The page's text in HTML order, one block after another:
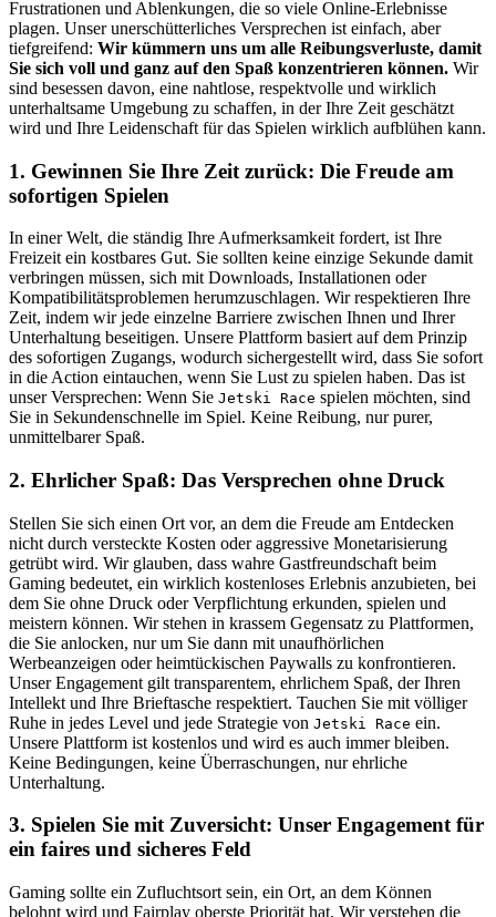
Frustrationen und Ablenkungen, die so viele Online-Erlebnisse
plagen. Unser unerschütterliches Versprechen ist einfach, aber
tiefgreifend: Wir kümmern uns um alle Reibungsverluste, damit
Sie sich voll und ganz auf den Spaß konzentrieren können. Wir
sind besessen davon, eine nahtlose, respektvolle und wirklich
unterhaltsame Umgebung zu schaffen, in der Ihre Zeit geschätzt
wird und Ihre Leidenschaft für das Spielen wirklich aufblühen kann.
1. Gewinnen Sie Ihre Zeit zurück: Die Freude am
sofortigen Spielen
In einer Welt, die ständig Ihre Aufmerksamkeit fordert, ist Ihre
Freizeit ein kostbares Gut. Sie sollten keine einzige Sekunde damit
verbringen müssen, sich mit Downloads, Installationen oder
Kompatibilitätsproblemen herumzuschlagen. Wir respektieren Ihre
Zeit, indem wir jede einzelne Barriere zwischen Ihnen und Ihrer
Unterhaltung beseitigen. Unsere Plattform basiert auf dem Prinzip
des sofortigen Zugangs, wodurch sichergestellt wird, dass Sie sofort
in die Action eintauchen, wenn Sie Lust zu spielen haben. Das ist
unser Versprechen: Wenn Sie Jetski Race spielen möchten, sind
Sie in Sekundenschnelle im Spiel. Keine Reibung, nur purer,
unmittelbarer Spaß.
2. Ehrlicher Spaß: Das Versprechen ohne Druck
Stellen Sie sich einen Ort vor, an dem die Freude am Entdecken
nicht durch versteckte Kosten oder aggressive Monetarisierung
getrübt wird. Wir glauben, dass wahre Gastfreundschaft beim
Gaming bedeutet, ein wirklich kostenloses Erlebnis anzubieten, bei
dem Sie ohne Druck oder Verpflichtung erkunden, spielen und
meistern können. Wir stehen in krassem Gegensatz zu Plattformen,
die Sie anlocken, nur um Sie dann mit unaufhörlichen
Werbeanzeigen oder heimtückischen Paywalls zu konfrontieren.
Unser Engagement gilt transparentem, ehrlichem Spaß, der Ihren
Intellekt und Ihre Brieftasche respektiert. Tauchen Sie mit völliger
Ruhe in jedes Level und jede Strategie von Jetski Race ein.
Unsere Plattform ist kostenlos und wird es auch immer bleiben.
Keine Bedingungen, keine Überraschungen, nur ehrliche
Unterhaltung.
3. Spielen Sie mit Zuversicht: Unser Engagement für
ein faires und sicheres Feld
Gaming sollte ein Zufluchtsort sein, ein Ort, an dem Können
belohnt wird und Fairplay oberste Priorität hat. Wir verstehen die